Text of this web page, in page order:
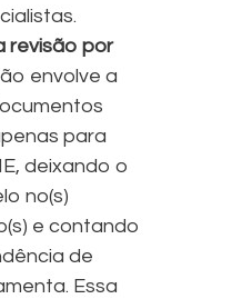
revisão por
envolve a
para
deixando o
no(s)
e contando
de
Essa